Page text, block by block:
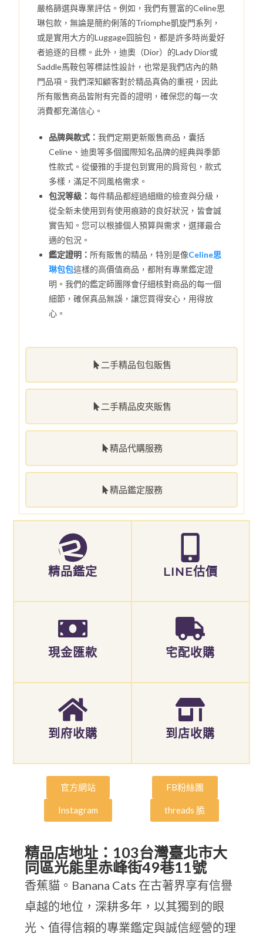
二手精品包包販售
二手精品皮夾販售
精品代購服務
精品鑑定服務
嚴格篩選與專業評估。例如，我們有豐富的Celine思
琳包款，無論是簡約俐落的Triomphe凱旋門系列，
或是實用大方的Luggage囧臉包，都是許多時尚愛好
者追逐的目標。此外，迪奧（Dior）的Lady Dior或
Saddle馬鞍包等標誌性設計，也常是我們店內的熱
門品項。我們深知顧客對於精品真偽的重視，因此
所有販售商品皆附有完善的證明，確保您的每一次
消費都充滿信心。
品牌與款式：我們定期更新販售商品，囊括
Celine、迪奧等多個國際知名品牌的經典與季節
性款式。從優雅的手提包到實用的肩背包，款式
多樣，滿足不同風格需求。
包況等級：每件精品都經過細緻的檢查與分級，
從全新未使用到有使用痕跡的良好狀況，皆會誠
實告知。您可以根據個人預算與需求，選擇最合
適的包況。
鑑定證明： 所有販售的精品，特別是像Celine思
琳包包這樣的高價值商品，都附有專業鑑定證
明。我們的鑑定師團隊會仔細核對商品的每一個
細節，確保真品無誤，讓您買得安心，用得放
心。
精品鑑定 LINE估價
現金匯款 宅配收購
到府收購 到店收購
官方網站 FB粉絲團
Instagram threads 脆
精品店地址：103台灣臺北市大
同區光能里赤峰街49巷11號
香蕉貓。Banana Cats 在古著界享有信譽
卓越的地位，深耕多年，以其獨到的眼
光、值得信賴的專業鑑定與誠信經營的理